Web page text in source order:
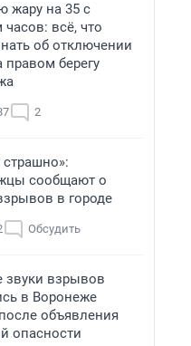
жару на 35 с
всё, что
об отключении
правом берегу
2
страшно»:
сообщают о
в городе
Обсудить
звуки взрывов
в Воронеже
объявления
опасности